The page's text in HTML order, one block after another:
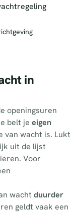
in
openingsuren
belt je eigen
van wacht is. Lukt
uit de lijst
Voor
wacht duurder
geldt vaak een